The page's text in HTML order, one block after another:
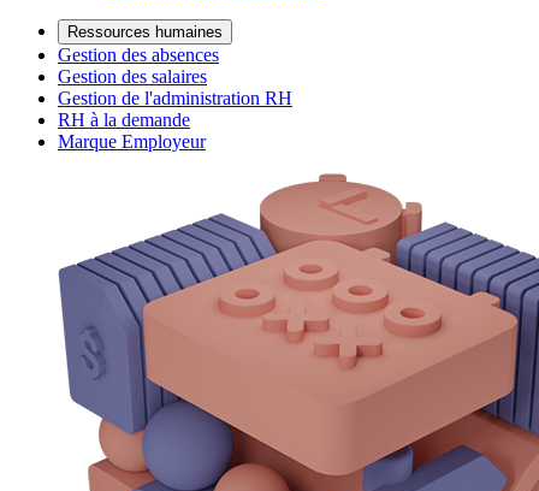
Ressources humaines
Gestion des absences
Gestion des salaires
Gestion de l'administration RH
RH à la demande
Marque Employeur